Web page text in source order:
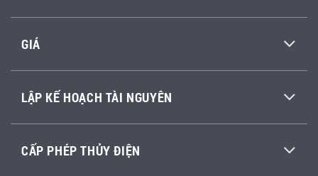
GIÁ
LẬP KẾ HOẠCH TÀI NGUYÊN
CẤP PHÉP THỦY ĐIỆN